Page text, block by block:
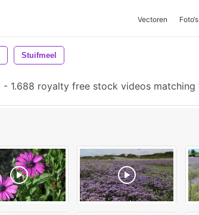
Vectoren Foto‘s
Stuifmeel
- 1.688 royalty free stock videos matching